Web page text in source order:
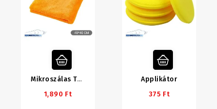
Mikroszálas Törlőkendő
1,890 Ft
Applikátor
375 Ft